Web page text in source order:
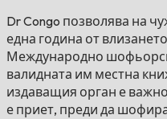
Dr Congo позволява на
една година от
Международно
валидната им местна
издаващия орган е
е приет, преди да